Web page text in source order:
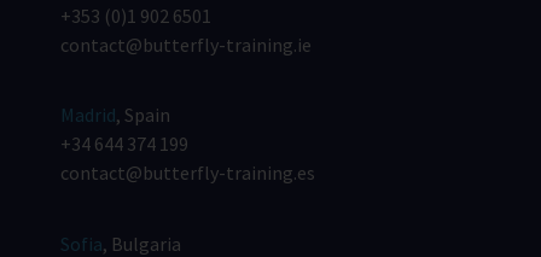
+353 (0)1 902 6501
contact@butterfly-training.ie
Madrid, Spain
+34 644 374 199
contact@butterfly-training.es
Sofia, Bulgaria